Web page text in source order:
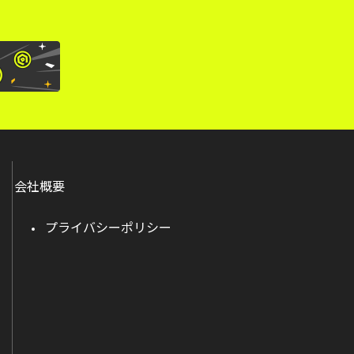
会社概要
プライバシーポリシー